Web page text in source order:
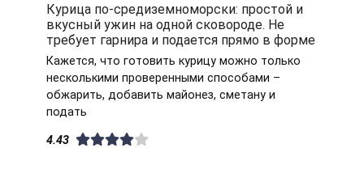
Курица по-средиземноморски: простой и
вкусный ужин на одной сковороде. Не
требует гарнира и подается прямо в форме
Кажется, что готовить курицу можно только
несколькими проверенными способами –
обжарить, добавить майонез, сметану и
подать
4.43